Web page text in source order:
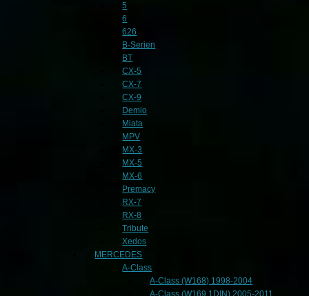
5
6
626
B-Serien
BT
CX-5
CX-7
CX-9
Demio
Miata
MPV
MX-3
MX-5
MX-6
Premacy
RX-7
RX-8
Tribute
Xedos
MERCEDES
A-Class
A-Class (W168) 1998-2004
A-Class (W169 1DIN) 2005-2011